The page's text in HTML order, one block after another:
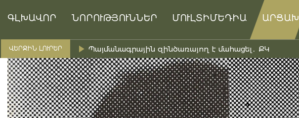
ԳԼԽԱՎՈՐ ՆՈՐՈՒԹՅՈՒՆՆԵՐ ՄՈՒԼՏԻՄԵԴԻԱ ԱՐՑԱԽ
ՎԵՐՋԻՆ ԼՈՒՐԵՐ Պայմանագրային զինծառայող է մահացել․ ՔԿ